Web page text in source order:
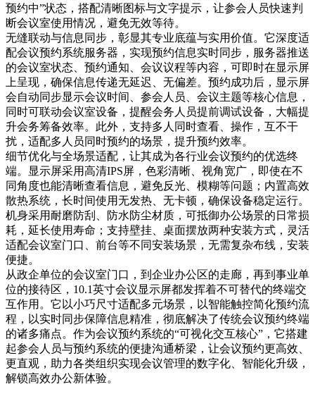
预约中”状态，搭配清晰图标与文字提示，让参会人员快速判
断会议室使用情况，避免无效等待。
无缝联动与信息同步，彰显其专业底蕴与实用价值。它深度适
配会议预约系统服务器，实现预约信息实时同步，服务器推送
的会议室状态、预约通知、会议议程等内容，可即时在显示屏
上呈现，确保信息传递无延迟、无偏差。预约成功后，显示屏
会自动同步显示会议时间、参会人员、会议主题等核心信息，
同时可联动会议室设备，提醒会务人员提前调试设备，大幅提
升会务筹备效率。此外，支持多人同时查看、操作，互不干
扰，适配多人员同时预约的场景，提升预约效率。
细节优化与全场景适配，让其成为各行业会议预约的优选终
端。显示屏采用高清IPS屏，色彩清晰、视角宽广，即使在不
同角度也能清晰查看信息，避免反光、模糊等问题；内置高效
散热系统，长时间使用无发热、无卡顿，确保设备稳定运行。
机身采用耐磨防刮、防水防尘材质，可抵御办公场景的日常损
耗，延长使用寿命；支持壁挂、桌面摆放两种安装方式，灵活
适配会议室门口、前台等不同安装场景，无需复杂布线，安装
便捷。
从政企单位的会议室门口，到企业办公区的走廊，再到事业单
位的接待区，10.1英寸会议显示屏都发挥着不可替代的终端交
互作用。它以小巧尺寸适配多元场景，以智能触控简化预约流
程，以实时同步保障信息精准，彻底解决了传统会议预约终端
的诸多痛点。作为会议预约系统的“可视化交互核心”，它搭建
起参会人员与预约系统的便捷沟通桥梁，让会议预约更高效、
更直观，助力各类组织实现会议管理的数字化、智能化升级，
解锁高效办公新体验。